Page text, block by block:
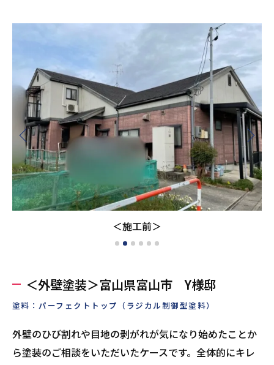
＜施工前＞
＜外壁塗装＞富山県富山市 Y様邸
塗料：パーフェクトトップ（ラジカル制御型塗料）
外壁のひび割れや目地の剥がれが気になり始めたことか
ら塗装のご相談をいただいたケースです。全体的にキレ